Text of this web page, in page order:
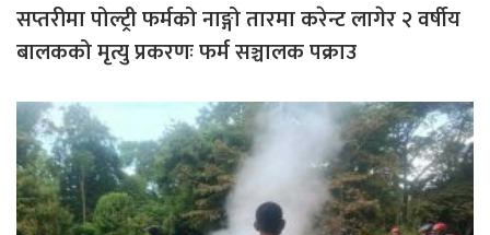
सप्तरीमा पोल्ट्री फर्मको नाङ्गो तारमा करेन्ट लागेर २ वर्षीय
बालकको मृत्यु प्रकरणः फर्म सञ्चालक पक्राउ